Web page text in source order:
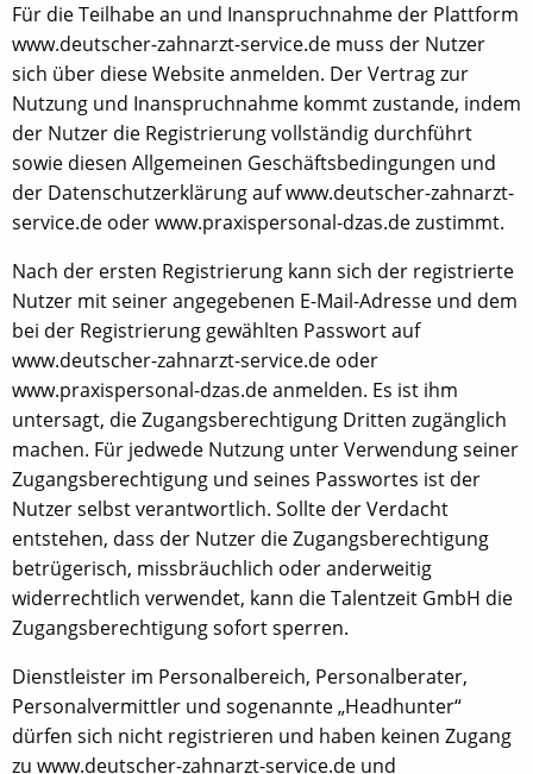
Für die Teilhabe an und Inanspruchnahme der Plattform
www.deutscher-zahnarzt-service.de muss der Nutzer
sich über diese Website anmelden. Der Vertrag zur
Nutzung und Inanspruchnahme kommt zustande, indem
der Nutzer die Registrierung vollständig durchführt
sowie diesen Allgemeinen Geschäftsbedingungen und
der Datenschutzerklärung auf www.deutscher-zahnarzt-
service.de oder www.praxispersonal-dzas.de zustimmt.
Nach der ersten Registrierung kann sich der registrierte
Nutzer mit seiner angegebenen E-Mail-Adresse und dem
bei der Registrierung gewählten Passwort auf
www.deutscher-zahnarzt-service.de oder
www.praxispersonal-dzas.de anmelden. Es ist ihm
untersagt, die Zugangsberechtigung Dritten zugänglich
machen. Für jedwede Nutzung unter Verwendung seiner
Zugangsberechtigung und seines Passwortes ist der
Nutzer selbst verantwortlich. Sollte der Verdacht
entstehen, dass der Nutzer die Zugangsberechtigung
betrügerisch, missbräuchlich oder anderweitig
widerrechtlich verwendet, kann die Talentzeit GmbH die
Zugangsberechtigung sofort sperren.
Dienstleister im Personalbereich, Personalberater,
Personalvermittler und sogenannte „Headhunter“
dürfen sich nicht registrieren und haben keinen Zugang
zu www.deutscher-zahnarzt-service.de und